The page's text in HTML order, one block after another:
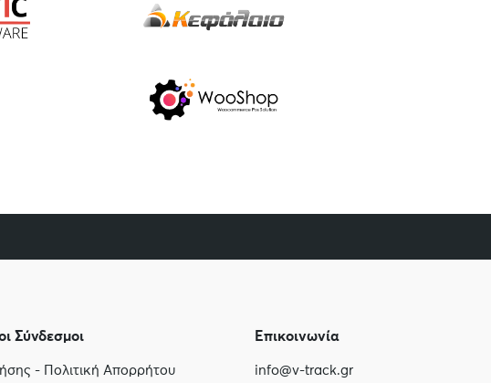
Σύνδεσμοι
- Πολιτική Απορρήτου
Επικοινωνία
info@v-track.gr